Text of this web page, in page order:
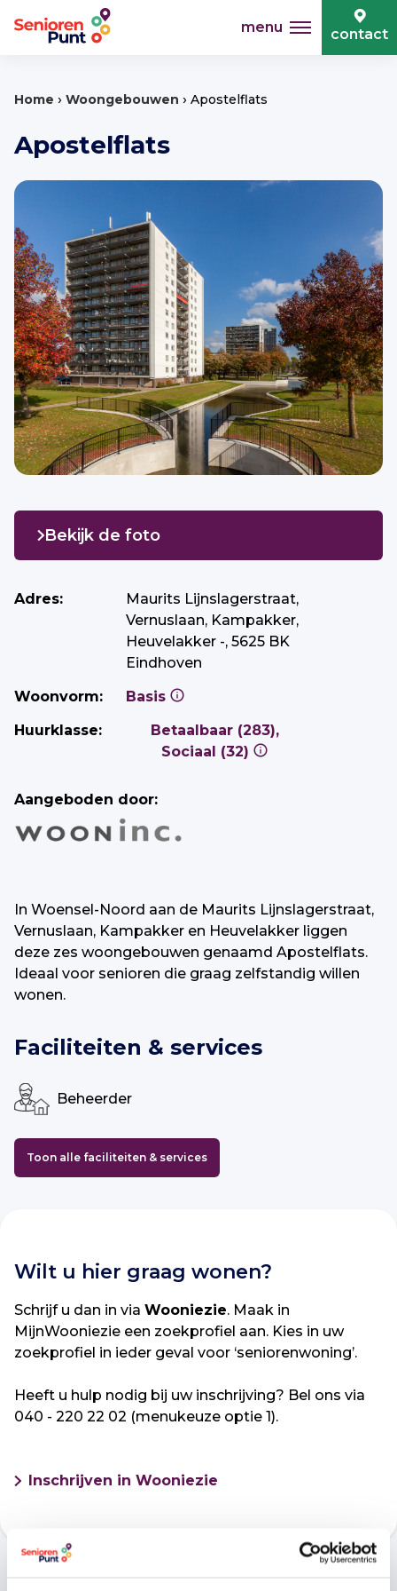
menu contact
Home › Woongebouwen › Apostelflats
Apostelflats
Adres:
Maurits Lijnslagerstraat,
Vernuslaan, Kampakker,
Heuvelakker -, 5625 BK
Eindhoven
Woonvorm:
Basis
Huurklasse:
Betaalbaar (283),
Sociaal (32)
Aangeboden door:
Bekijk de foto
In Woensel-Noord aan de Maurits Lijnslagerstraat,
Vernuslaan, Kampakker en Heuvelakker liggen
deze zes woongebouwen genaamd Apostelflats.
Ideaal voor senioren die graag zelfstandig willen
wonen.
Faciliteiten & services
Beheerder
Toon alle faciliteiten & services
Wilt u hier graag wonen?
Schrijf u dan in via Wooniezie. Maak in
MijnWooniezie een zoekprofiel aan. Kies in uw
zoekprofiel in ieder geval voor ‘seniorenwoning’.
Heeft u hulp nodig bij uw inschrijving? Bel ons via
040 - 220 22 02 (menukeuze optie 1).
Inschrijven in Wooniezie